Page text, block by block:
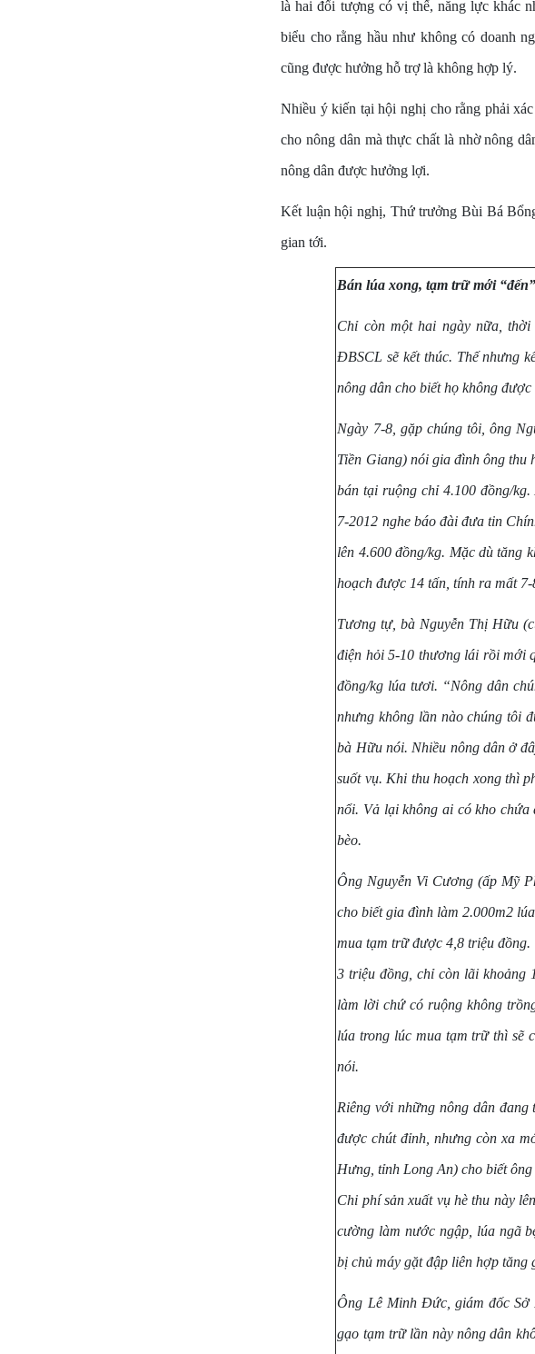
là hai đối tượng có vị thế, năng lực khác
biểu cho rằng hầu như không có doanh
cũng được hưởng hỗ trợ là không hợp lý.
Nhiều ý kiến tại hội nghị cho rằng phải
cho nông dân mà thực chất là nhờ nông
nông dân được hưởng lợi.
Kết luận hội nghị, Thứ trưởng Bùi Bá
gian tới.
Bán lúa xong, tạm trữ mới “đến”
Chỉ còn một hai ngày nữa,
ĐBSCL sẽ kết thúc. Thế nhưng
nông dân cho biết họ không
Ngày 7-8, gặp chúng tôi, ông
Tiền Giang) nói gia đình ông thu
bán tại ruộng chỉ 4.100 đồng/
7-2012 nghe báo đài đưa tin
lên 4.600 đồng/kg. Mặc dù tăng
hoạch được 14 tấn, tính ra mất
Tương tự, bà Nguyễn Thị Hữu
điện hỏi 5-10 thương lái rồi mới
đồng/kg lúa tươi. “Nông dân
nhưng không lần nào chúng tôi
bà Hữu nói. Nhiều nông dân ở
suốt vụ. Khi thu hoạch xong thì
nổi. Vả lại không ai có kho
bèo.
Ông Nguyễn Vi Cương (ấp Mỹ
cho biết gia đình làm 2.000m2
mua tạm trữ được 4,8 triệu đồng.
3 triệu đồng, chỉ còn lãi khoảng
làm lời chứ có ruộng không
lúa trong lúc mua tạm trữ thì sẽ
nói.
Riêng với những nông dân
được chút đỉnh, nhưng còn xa
Hưng, tỉnh Long An) cho biết
Chi phí sản xuất vụ hè thu này
cường làm nước ngập, lúa ngã
bị chủ máy gặt đập liên hợp
Ông Lê Minh Đức, giám đốc
gạo tạm trữ lần này nông dân